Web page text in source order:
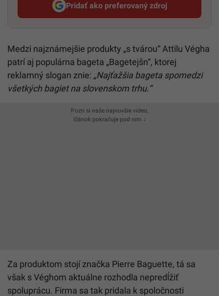
Pridať ako preferovaný zdroj
Startitup, odkaz sa otvorí v
Medzi najznámejšie produkty „s tvárou“ Attilu Végha
patrí aj populárna bageta „Bagetejšn“, ktorej
reklamný slogan znie: „Najťažšia bageta spomedzi
všetkých bagiet na slovenskom trhu.“
Pozri si naše najnovšie video,
článok pokračuje pod ním ↓
Za produktom stojí značka Pierre Baguette, tá sa
však s Véghom aktuálne rozhodla nepredĺžiť
spoluprácu. Firma sa tak pridala k spoločnosti